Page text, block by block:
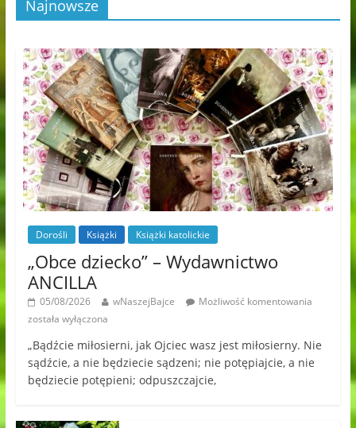
Najnowsze
Dorośli Książki Książki katolickie
„Obce dziecko” – Wydawnictwo
ANCILLA
05/08/2026 wNaszejBajce
Możliwość komentowania
została wyłączona
„Bądźcie miłosierni, jak Ojciec wasz jest miłosierny. Nie
sądźcie, a nie będziecie sądzeni; nie potępiajcie, a nie
będziecie potępieni; odpuszczajcie,